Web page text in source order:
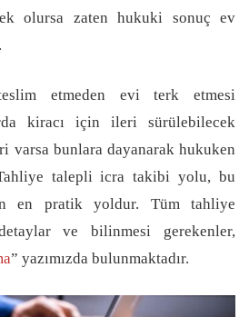
olursa zaten hukuki sonuç ev
teslim etmeden evi terk etmesi
kiracı için ileri sürülebilecek
varsa bunlara dayanarak hukuken
talepli icra takibi yolu, bu
en pratik yoldur. Tüm tahliye
ve bilinmesi gerekenler,
” yazımızda bulunmaktadır.